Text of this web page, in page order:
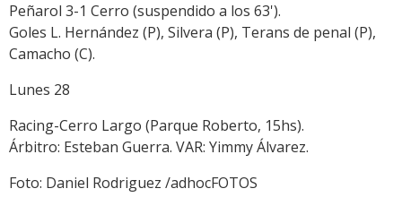
Peñarol 3-1 Cerro (suspendido a los 63').
Goles L. Hernández (P), Silvera (P), Terans de penal (P),
Camacho (C).
Lunes 28
Racing-Cerro Largo (Parque Roberto, 15hs).
Árbitro: Esteban Guerra. VAR: Yimmy Álvarez.
Foto: Daniel Rodriguez /adhocFOTOS